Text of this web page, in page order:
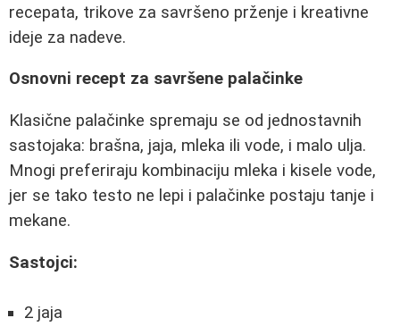
recepata, trikove za savršeno prženje i kreativne
ideje za nadeve.
Osnovni recept za savršene palačinke
Klasične palačinke spremaju se od jednostavnih
sastojaka: brašna, jaja, mleka ili vode, i malo ulja.
Mnogi preferiraju kombinaciju mleka i kisele vode,
jer se tako testo ne lepi i palačinke postaju tanje i
mekane.
Sastojci:
2 jaja